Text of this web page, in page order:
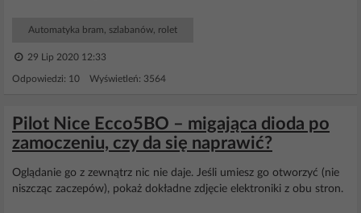
Automatyka bram, szlabanów, rolet
29 Lip 2020 12:33
Odpowiedzi: 10 Wyświetleń: 3564
Pilot Nice Ecco5BO – migająca dioda po
zamoczeniu, czy da się naprawić?
Oglądanie go z zewnątrz nic nie daje. Jeśli umiesz go otworzyć (nie
niszcząc zaczepów), pokaż dokładne zdjęcie elektroniki z obu stron.